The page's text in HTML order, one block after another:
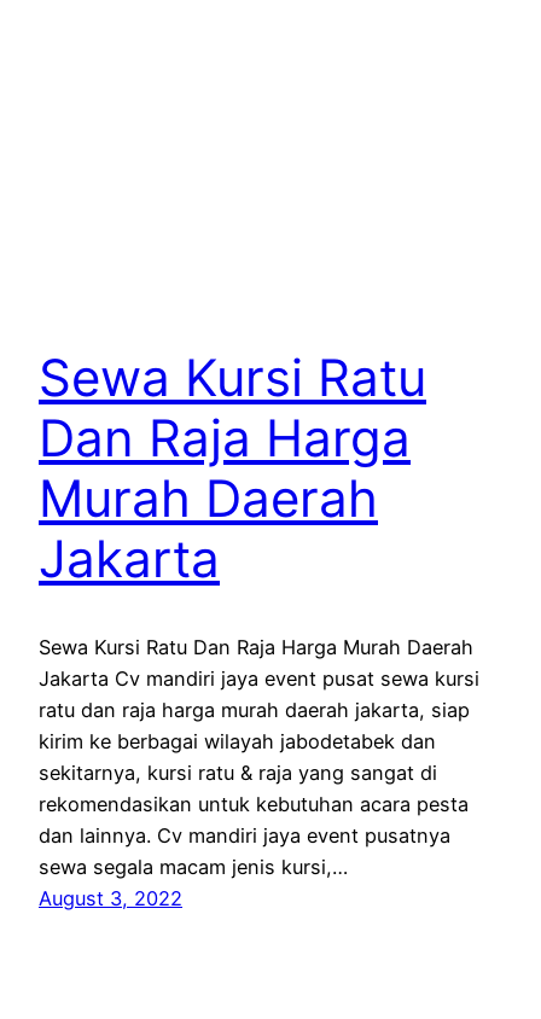
Sewa Kursi Ratu
Dan Raja Harga
Murah Daerah
Jakarta
Sewa Kursi Ratu Dan Raja Harga Murah Daerah
Jakarta Cv mandiri jaya event pusat sewa kursi
ratu dan raja harga murah daerah jakarta, siap
kirim ke berbagai wilayah jabodetabek dan
sekitarnya, kursi ratu & raja yang sangat di
rekomendasikan untuk kebutuhan acara pesta
dan lainnya. Cv mandiri jaya event pusatnya
sewa segala macam jenis kursi,…
August 3, 2022